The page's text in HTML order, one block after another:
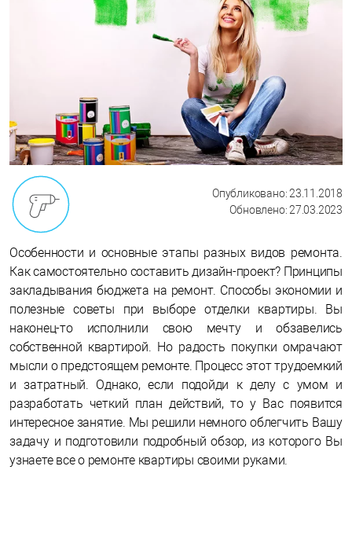
Опубликовано: 23.11.2018
Обновлено: 27.03.2023
Особенности и основные этапы разных видов ремонта.
Как самостоятельно составить дизайн-проект? Принципы
закладывания бюджета на ремонт. Способы экономии и
полезные советы при выборе отделки квартиры. Вы
наконец-то исполнили свою мечту и обзавелись
собственной квартирой. Но радость покупки омрачают
мысли о предстоящем ремонте. Процесс этот трудоемкий
и затратный. Однако, если подойди к делу с умом и
разработать четкий план действий, то у Вас появится
интересное занятие. Мы решили немного облегчить Вашу
задачу и подготовили подробный обзор, из которого Вы
узнаете все о ремонте квартиры своими руками.